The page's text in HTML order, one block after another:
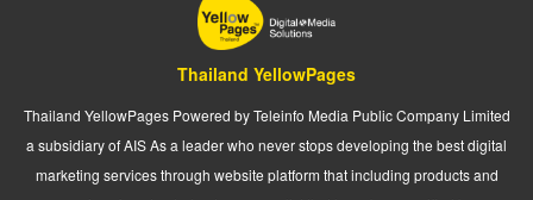
Thailand YellowPages
Thailand YellowPages Powered by Teleinfo Media Public Company Limited
a subsidiary of AIS As a leader who never stops developing the best digital
marketing services through website platform that including products and